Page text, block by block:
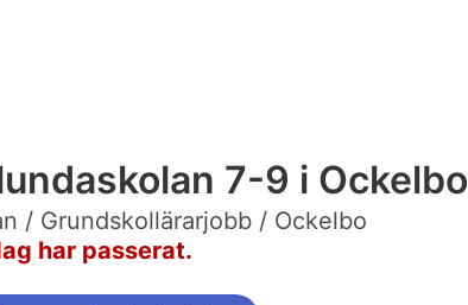
7-9 i Ockelbo
/ Grundskollärarjobb / Ockelbo
har passerat.